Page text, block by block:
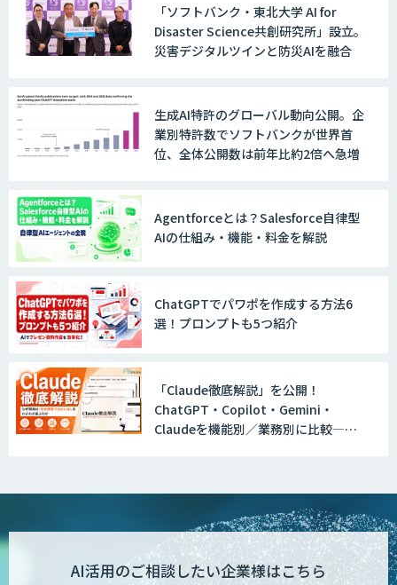
ジェント開発
Explaza 生成AI Partner｜AIエージェン
ト
GENIEE SFA/CRM
WAN-RECORD Plus
Explaza 生成AI Partner | AX
「ソフトバンク・東北大学 AI for
Disaster Science共創研究所」設立。
災害デジタルツインと防災AIを融合
生成AI特許のグローバル動向公開。企
業別特許数でソフトバンクが世界首
位、全体公開数は前年比約2倍へ急増
Agentforceとは？Salesforce自律型
AIの仕組み・機能・料金を解説
ChatGPTでパワポを作成する方法6
選！プロンプトも5つ紹介
「Claude徹底解説」を公開！
ChatGPT・Copilot・Gemini・
Claudeを機能別／業務別に比較―自
AI活用のご相談したい企業様はこちら